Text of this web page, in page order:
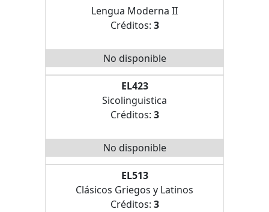
Lengua Moderna II
Créditos: 3
No disponible
EL423
Sicolinguistica
Créditos: 3
No disponible
EL513
Clásicos Griegos y Latinos
Créditos: 3